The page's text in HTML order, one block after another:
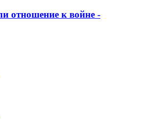
отношение к войне -